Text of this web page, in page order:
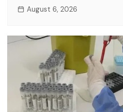
August 6, 2026